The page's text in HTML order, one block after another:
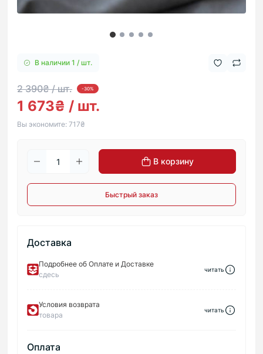
В наличии 1 / шт.
2 390₴ / шт. -30%
1 673₴ / шт.
Вы экономите: 717₴
В корзину
Быстрый заказ
Доставка
Подробнее об Оплате и Доставке
сдесь
читать
Условия возврата
товара
читать
Оплата